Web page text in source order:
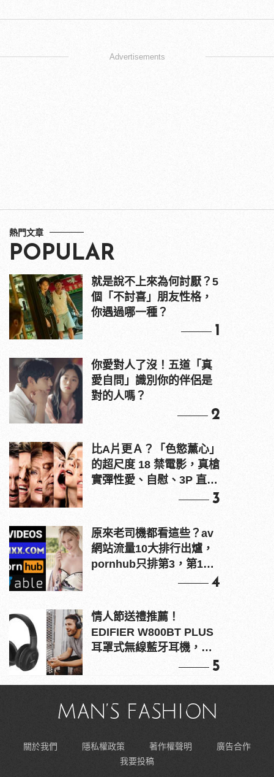
Advertisements
熱門文章
POPULAR
就是說不上來為何討厭？5
個「不討喜」朋友性格，
你遇過哪一種？
1
你愛對人了沒！五道「真
愛自問」識別你的伴侶是
對的人嗎？
2
比A片更Ａ？「色慾薰心」
的超尺度 18 禁電影，真槍
實彈性愛、自慰、3P 直接
3
原來老司機都看這些？av
網站流量10大排行出爐，
pornhub只排第3，第1名
4
情人節送禮推薦！
EDIFIER W800BT PLUS
耳罩式無線藍牙耳機，在
5
關於我們 隱私權政策 著作權聲明
廣告合作
我要投稿